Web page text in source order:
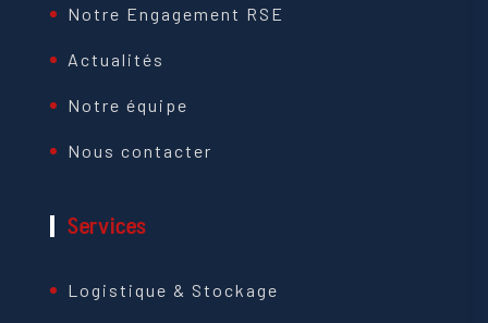
Notre Engagement RSE
Actualités
Notre équipe
Nous contacter
Services
Logistique & Stockage